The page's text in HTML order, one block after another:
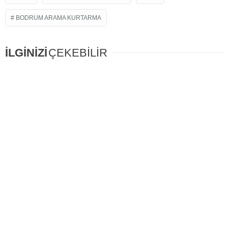
BODRUM ARAMA KURTARMA
İLGİNİZİÇEKEBİLİR